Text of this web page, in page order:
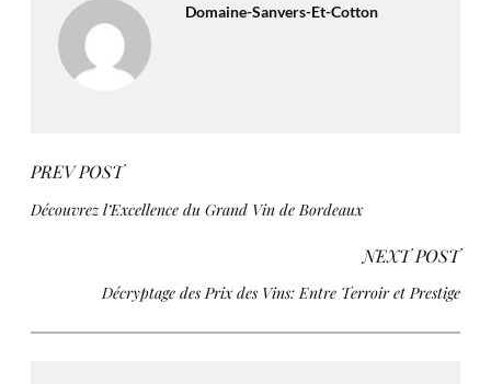
Domaine-Sanvers-Et-Cotton
PREV POST
Découvrez l’Excellence du Grand Vin de Bordeaux
NEXT POST
Décryptage des Prix des Vins: Entre Terroir et Prestige